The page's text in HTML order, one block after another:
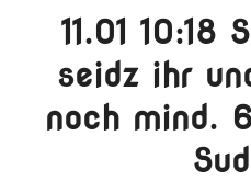
11.01 10:18
seidz ihr
noch mind.